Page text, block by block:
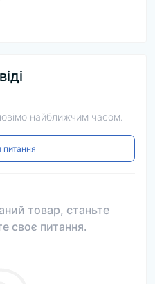
найближчим часом.
питання
товар, станьте
своє питання.